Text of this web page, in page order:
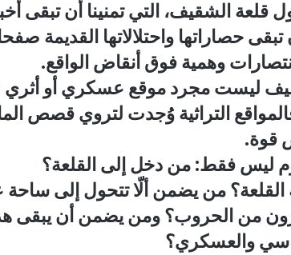
الشقيف، التي تمنينا أن تبقى
تبقى حصاراتها واحتلالاتها القديمة
وهمية فوق أنقاض الواقع.
ليست مجرد موقع عسكري أو أثري
التراثية وُجدت لتروي قصص
قوة.
ليس فقط: من دخل إلى القلعة؟
من يضمن ألّا تتحول إلى
الحروب؟ ومن يضمن أن يبقى هذا
والعسكري؟